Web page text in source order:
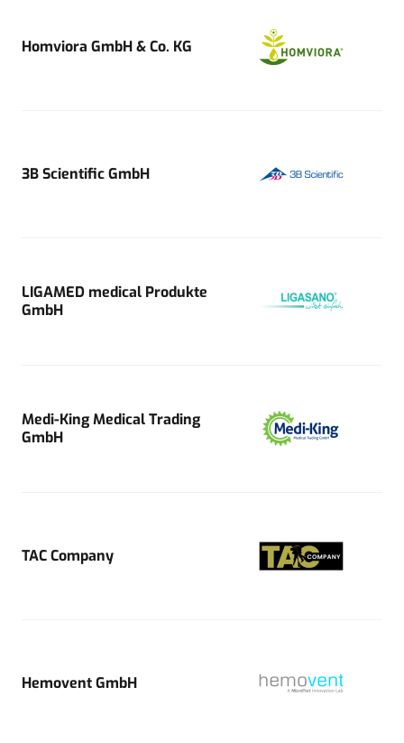
Homviora GmbH & Co. KG
3B Scientific GmbH
LIGAMED medical Produkte
GmbH
Medi-King Medical Trading
GmbH
TAC Company
Hemovent GmbH